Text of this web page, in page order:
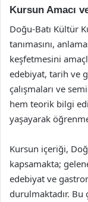
Kursun Amacı
Doğu-Batı Kültür
tanımasını,
keşfetmesini
edebiyat, tarih ve
çalışmaları ve
hem teorik bilgi
yaşayarak
Kursun içeriği,
kapsamakta;
edebiyat ve
durulmaktadır. Bu